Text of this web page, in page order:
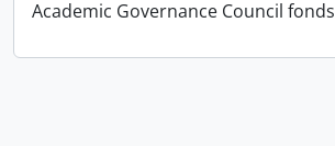
Academic Governance Council fonds